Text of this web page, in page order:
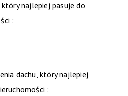
najlepiej pasuje do
:
dachu, który najlepiej
: